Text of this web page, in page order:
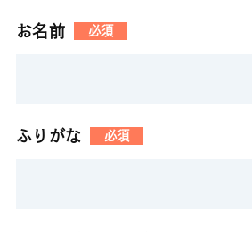
お名前 必須
ふりがな 必須